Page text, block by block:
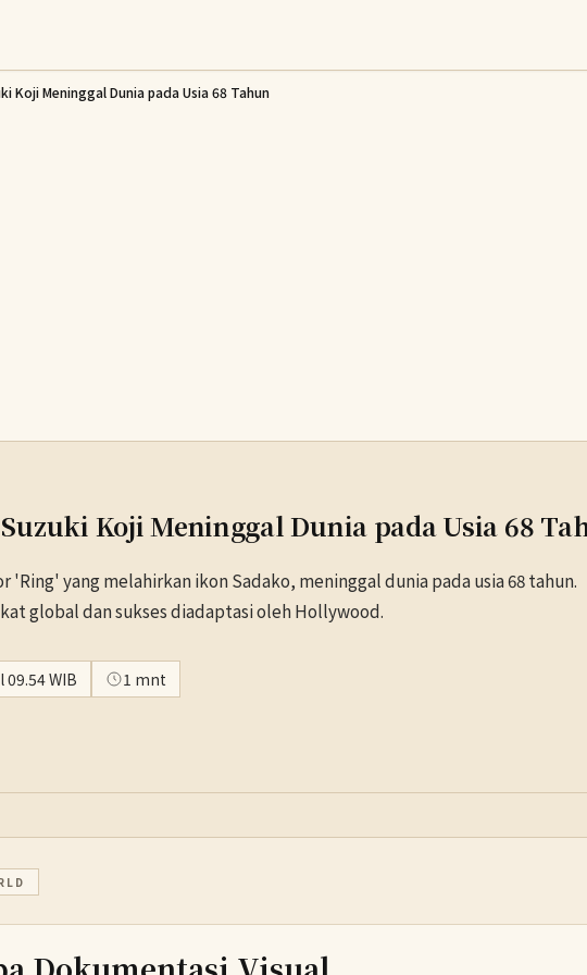
Koji Meninggal Dunia pada Usia 68 Tahun
Koji Meninggal Dunia pada Usia 68
'Ring' yang melahirkan ikon Sadako, meninggal dunia pada usia 68 tahun.
global dan sukses diadaptasi oleh Hollywood.
WIB 1 mnt